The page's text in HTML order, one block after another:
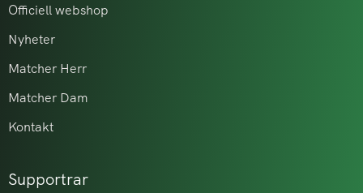
Officiell webshop
Nyheter
Matcher Herr
Matcher Dam
Kontakt
Supportrar